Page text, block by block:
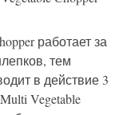
работает за
тем
в действие 3
Vegetable